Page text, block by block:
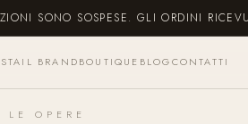
SONO SOSPESE. GLI ORDINI
IL BRANDBOUTIQUE BLOGCONTATTI
LE OPERE